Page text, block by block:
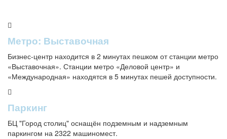
Метро: Выставочная
Бизнес-центр находится в 2 минутах пешком от станции метро
«Выставочная». Станции метро «Деловой центр» и
«Международная» находятся в 5 минутах пешей доступности.
Паркинг
БЦ "Город столиц" оснащён подземным и надземным
паркингом на 2322 машиномест.